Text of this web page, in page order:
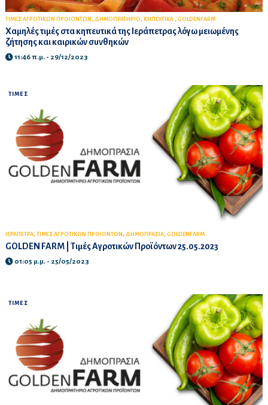
ΤΙΜΕΣ ΑΓΡΟΤΙΚΩΝ ΠΡΟΙΟΝΤΩΝ , ΔΗΜΟΠΡΑΤΗΡΙΟ, ΚΗΠΕΥΤΙΚΑ , GOLDENFARM
Χαμηλές τιμές στα κηπευτικά της Ιεράπετρας λόγω μειωμένης
ζήτησης και καιρικών συνθηκών
11:46 π.μ. - 29/12/2023
ΤΙΜΕΣ
ΙΕΡΑΠΕΤΡΑ, ΤΙΜΕΣ ΑΓΡΟΤΙΚΩΝ ΠΡΟΙΟΝΤΩΝ , ΔΗΜΟΠΡΑΣΙΑ, GOLDENFARM
GOLDEN FARM | Τιμές Αγροτικών Προϊόντων 25.05.2023
01:05 μ.μ. - 25/05/2023
ΤΙΜΕΣ